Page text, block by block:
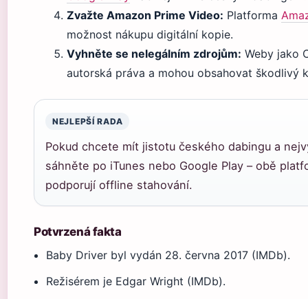
Zvažte Amazon Prime Video: Platforma
možnost nákupu digitální kopie.
Vyhněte se nelegálním zdrojům: Weby jako
autorská práva a mohou obsahovat škodlivý
NEJLEPŠÍ RADA
Pokud chcete mít jistotu českého dabingu a
sáhněte po iTunes nebo Google Play – obě
podporují offline stahování.
Potvrzená fakta
Baby Driver byl vydán 28. června 2017 (IMDb).
Režisérem je Edgar Wright (IMDb).